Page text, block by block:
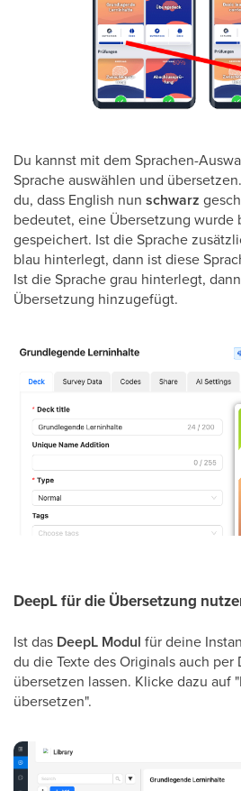
Du kannst mit dem Sprachen-
Sprache auswählen und
du, dass English nun schwarz
bedeutet, eine Übersetzung
gespeichert. Ist die Sprache
blau hinterlegt, dann ist diese
Ist die Sprache grau hinterlegt,
Übersetzung hinzugefügt.
DeepL für die Übersetzung
Ist das DeepL Modul für deine
du die Texte des Originals auch per
übersetzen lassen. Klicke dazu auf
übersetzen".